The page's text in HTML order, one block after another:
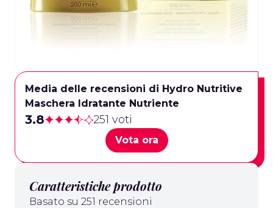
Media delle recensioni di Hydro Nutritive
Maschera Idratante Nutriente
3.8 251 voti
Vota ora
Caratteristiche prodotto
Basato su 251 recensioni